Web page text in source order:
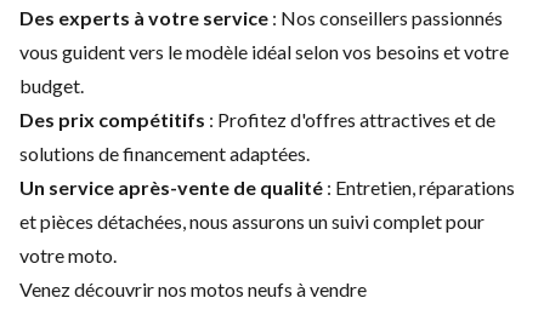
Des experts à votre service : Nos conseillers passionnés
vous guident vers le modèle idéal selon vos besoins et votre
budget.
Des prix compétitifs : Profitez d'offres attractives et de
solutions de financement adaptées.
Un service après-vente de qualité : Entretien, réparations
et pièces détachées, nous assurons un suivi complet pour
votre moto.
Venez découvrir nos motos neufs à vendre